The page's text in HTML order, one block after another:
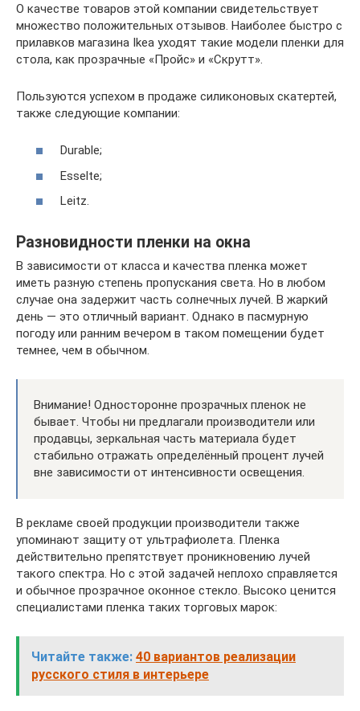
О качестве товаров этой компании свидетельствует
множество положительных отзывов. Наиболее быстро с
прилавков магазина Ikea уходят такие модели пленки для
стола, как прозрачные «Пройс» и «Скрутт».
Пользуются успехом в продаже силиконовых скатертей,
также следующие компании:
Durable;
Esselte;
Leitz.
Разновидности пленки на окна
В зависимости от класса и качества пленка может
иметь разную степень пропускания света. Но в любом
случае она задержит часть солнечных лучей. В жаркий
день — это отличный вариант. Однако в пасмурную
погоду или ранним вечером в таком помещении будет
темнее, чем в обычном.
Внимание! Односторонне прозрачных пленок не
бывает. Чтобы ни предлагали производители или
продавцы, зеркальная часть материала будет
стабильно отражать определённый процент лучей
вне зависимости от интенсивности освещения.
В рекламе своей продукции производители также
упоминают защиту от ультрафиолета. Пленка
действительно препятствует проникновению лучей
такого спектра. Но с этой задачей неплохо справляется
и обычное прозрачное оконное стекло. Высоко ценится
специалистами пленка таких торговых марок:
Читайте также: 40 вариантов реализации
русского стиля в интерьере